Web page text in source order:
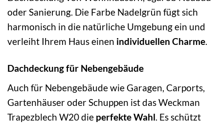
oder Sanierung. Die Farbe Nadelgrün fügt sich
harmonisch in die natürliche Umgebung ein und
verleiht Ihrem Haus einen individuellen Charme.
Dachdeckung für Nebengebäude
Auch für Nebengebäude wie Garagen, Carports,
Gartenhäuser oder Schuppen ist das Weckman
Trapezblech W20 die perfekte Wahl. Es schützt